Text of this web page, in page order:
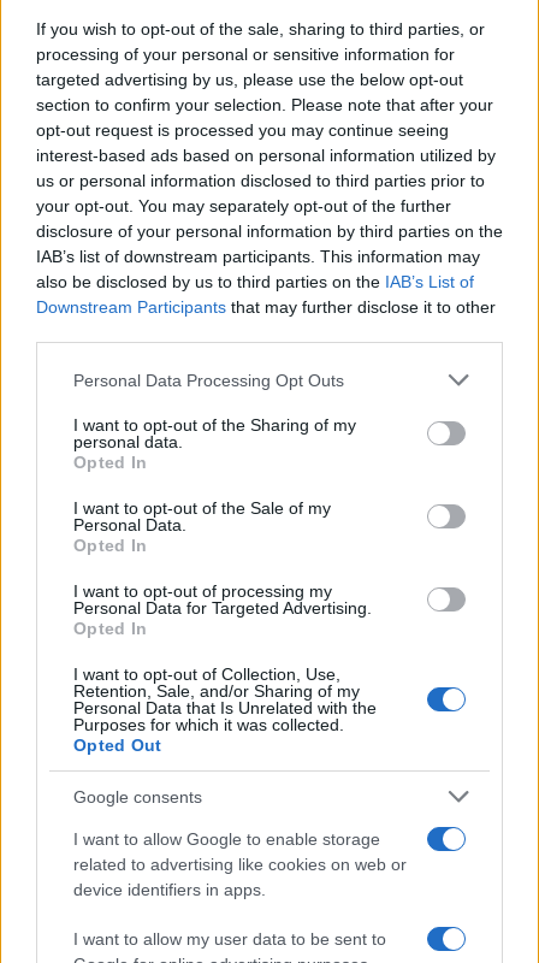
If you wish to opt-out of the sale, sharing to third parties, or
processing of your personal or sensitive information for
targeted advertising by us, please use the below opt-out
section to confirm your selection. Please note that after your
opt-out request is processed you may continue seeing
interest-based ads based on personal information utilized by
us or personal information disclosed to third parties prior to
your opt-out. You may separately opt-out of the further
disclosure of your personal information by third parties on the
IAB’s list of downstream participants. This information may
also be disclosed by us to third parties on the IAB’s List of
Downstream Participants that may further disclose it to other
Please note that this website/app uses one or more Google
not limited to your visit or usage behaviour. You may click to
grant or deny consent to Google and its third-party tags to
use your data for below specified purposes in below Google
consent section.
Personal Data Processing Opt Outs
I want to opt-out of the Sharing of my
personal data.
Opted In
I want to opt-out of the Sale of my
Personal Data.
Opted In
I want to opt-out of processing my
Personal Data for Targeted Advertising.
Opted In
I want to opt-out of Collection, Use,
Retention, Sale, and/or Sharing of my
Personal Data that Is Unrelated with the
Purposes for which it was collected.
Opted Out
Google consents
I want to allow Google to enable storage
related to advertising like cookies on web or
device identifiers in apps.
I want to allow my user data to be sent to
Γιώργος Λιάγκας – Μαρία Αντωνά: Το
φωτογραφικό άλμπουμ από τις διακοπές τους
06.08.2026